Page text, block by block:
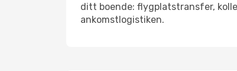
ditt boende: flygplatstransfer,
ankomstlogistiken.